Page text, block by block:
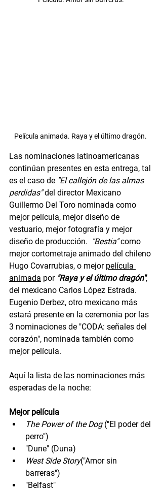
Película animada. Raya y el último dragón.
Las nominaciones latinoamericanas
continúan presentes en esta entrega, tal
es el caso de "El callejón de las almas
perdidas" del director Mexicano
Guillermo Del Toro nominada como
mejor película, mejor diseño de
vestuario, mejor fotografía y mejor
diseño de producción.
"Bestia" como
mejor cortometraje animado del chileno
Hugo Covarrubias, o mejor película
animada por "Raya y el último dragón",
del mexicano Carlos López Estrada.
Eugenio Derbez, otro mexicano más
estará presente en la ceremonia por las
3 nominaciones de "CODA: señales del
corazón", nominada también como
mejor película.
Aquí la lista de las nominaciones más
esperadas de la noche:
Mejor película
The Power of the Dog ("El poder del
perro")
"Dune" (Duna)
West Side Story("Amor sin
barreras")
"Belfast"